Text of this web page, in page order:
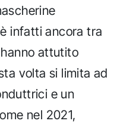
infatti ancora tra
attutito
volta si limita ad
e un
nel 2021,